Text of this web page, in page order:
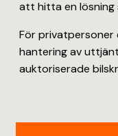
att hitta en lösning
För privatpersoner
hantering av
auktoriserade